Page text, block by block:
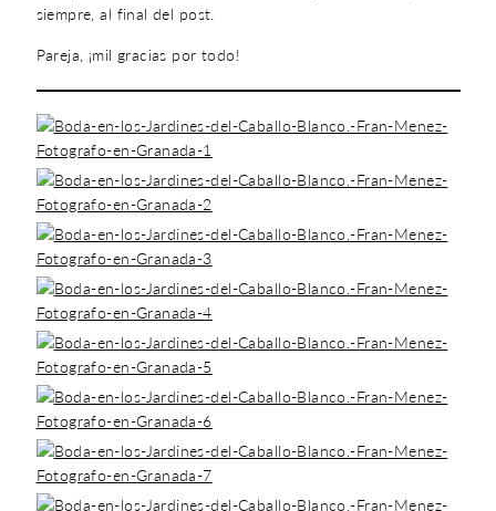
siempre, al final del post.
Pareja, ¡mil gracias por todo!